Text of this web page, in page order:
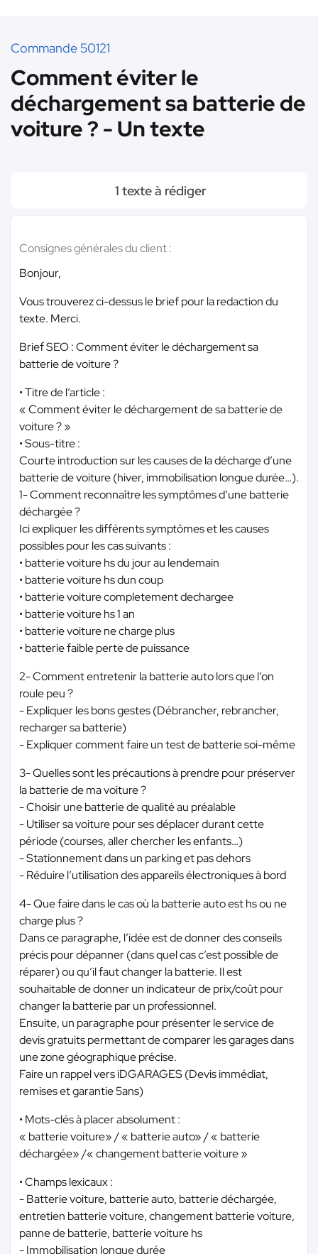
Commande 50121
Comment éviter le
déchargement sa batterie de
voiture ? - Un texte
1 texte à rédiger
Consignes générales du client :
Bonjour,
Vous trouverez ci-dessus le brief pour la redaction du
texte. Merci.
Brief SEO : Comment éviter le déchargement sa
batterie de voiture ?
• Titre de l’article :
« Comment éviter le déchargement de sa batterie de
voiture ? »
• Sous-titre :
Courte introduction sur les causes de la décharge d’une
batterie de voiture (hiver, immobilisation longue durée…).
1- Comment reconnaître les symptômes d’une batterie
déchargée ?
Ici expliquer les différents symptômes et les causes
possibles pour les cas suivants :
• batterie voiture hs du jour au lendemain
• batterie voiture hs dun coup
• batterie voiture completement dechargee
• batterie voiture hs 1 an
• batterie voiture ne charge plus
• batterie faible perte de puissance
2- Comment entretenir la batterie auto lors que l’on
roule peu ?
- Expliquer les bons gestes (Débrancher, rebrancher,
recharger sa batterie)
- Expliquer comment faire un test de batterie soi-même
3- Quelles sont les précautions à prendre pour préserver
la batterie de ma voiture ?
- Choisir une batterie de qualité au préalable
- Utiliser sa voiture pour ses déplacer durant cette
période (courses, aller chercher les enfants…)
- Stationnement dans un parking et pas dehors
- Réduire l’utilisation des appareils électroniques à bord
4- Que faire dans le cas où la batterie auto est hs ou ne
charge plus ?
Dans ce paragraphe, l’idée est de donner des conseils
précis pour dépanner (dans quel cas c’est possible de
réparer) ou qu’il faut changer la batterie. Il est
souhaitable de donner un indicateur de prix/coût pour
changer la batterie par un professionnel.
Ensuite, un paragraphe pour présenter le service de
devis gratuits permettant de comparer les garages dans
une zone géographique précise.
Faire un rappel vers iDGARAGES (Devis immédiat,
remises et garantie 5ans)
• Mots-clés à placer absolument :
« batterie voiture» / « batterie auto» / « batterie
déchargée» /« changement batterie voiture »
• Champs lexicaux :
- Batterie voiture, batterie auto, batterie déchargée,
entretien batterie voiture, changement batterie voiture,
panne de batterie, batterie voiture hs
- Immobilisation longue durée